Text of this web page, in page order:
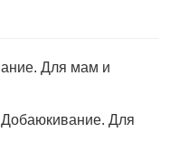
Для мам и
Добаюкивание. Для